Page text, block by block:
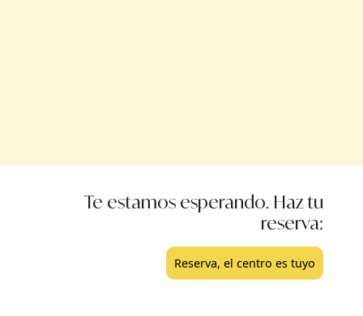
Te estamos esperando. Haz tu
reserva:
Reserva, el centro es tuyo